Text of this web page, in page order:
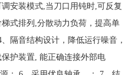
安装模式,当刀口用钝时,可反复
式排列,分散动力负荷，提高单
隔音结构设计，降低运行噪音，
护装置, 能正确连接外部电